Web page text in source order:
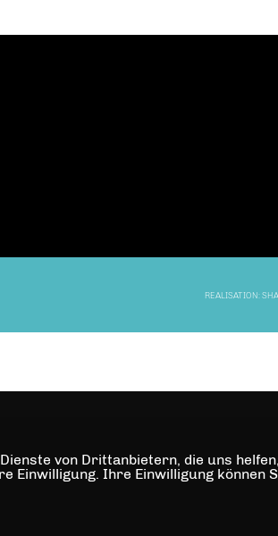
REALISATION:
von Drittanbietern, die uns
Einwilligung. Ihre Einwilligung können